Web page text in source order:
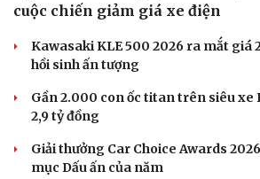
cuộc chiến giảm giá xe điện
Kawasaki KLE 500 2026 ra mắt giá
hồi sinh ấn tượng
Gần 2.000 con ốc titan trên siêu xe
2,9 tỷ đồng
Giải thưởng Car Choice Awards
mục Dấu ấn của năm